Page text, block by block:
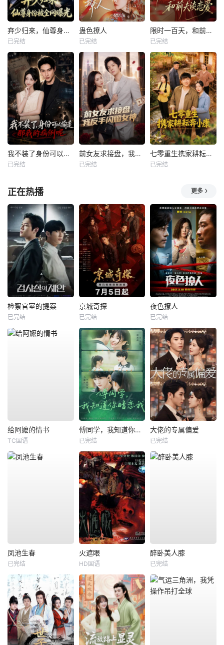
弃少归来，仙尊身份被全网曝光
已完结
蛊色撩人
已完结
限时一百天，和前夫谈恋爱
已完结
我不装了身份可以偷走那我的病例呢
已完结
前女友求接盘，我反手闪婚女神
已完结
七零重生携家耕耘奔小康
已完结
正在热播 更多
检察官室的提案
已完结
京城奇探
已完结
夜色撩人
已完结
给阿嬷的情书
TC国语
傅同学，我知道你暗恋我
已完结
大佬的专属偏爱
已完结
凤池生春
已完结
火遮眼
HD国语
醉卧美人膝
已完结